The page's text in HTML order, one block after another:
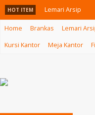
HOT ITEM Lemari Arsip
Euro DLC 8183
Meja Kantor
Home Brankas Lemari
Kursi Kantor
Meja Kantor